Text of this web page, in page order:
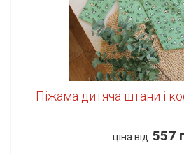
Піжама дитяча штани і
ціна від: 557